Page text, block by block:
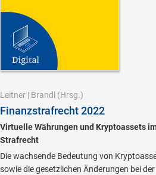
Leitner | Brandl (Hrsg.)
Finanzstrafrecht 2022
Virtuelle Währungen und Kryptoassets
Strafrecht
Die wachsende Bedeutung von
sowie die gesetzlichen Änderungen bei